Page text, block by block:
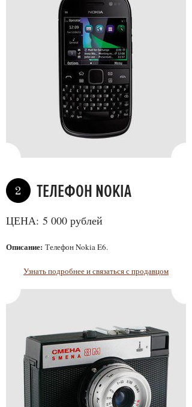
2 ТEЛЕФОН NOKIA
ЦЕНА: 5 000 рублей
Описание: Телефон Nokia E6.
Узнать подробнее и связаться с продавцом